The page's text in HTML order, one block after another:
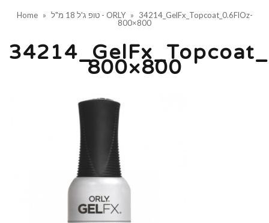
Home » טופ ג'ל 18 מ"ל - ORLY »
34214_GelFx_Topcoat_0.6FlOz-
800×800
800×800